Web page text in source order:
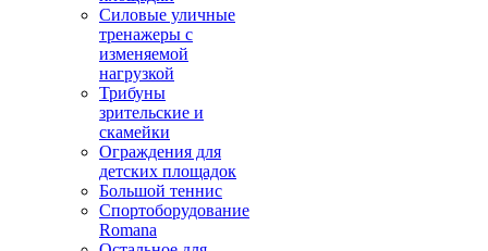
Силовые уличные
тренажеры с
изменяемой
нагрузкой
Трибуны
зрительские и
скамейки
Ограждения для
детских площадок
Большой теннис
Спортоборудование
Romana